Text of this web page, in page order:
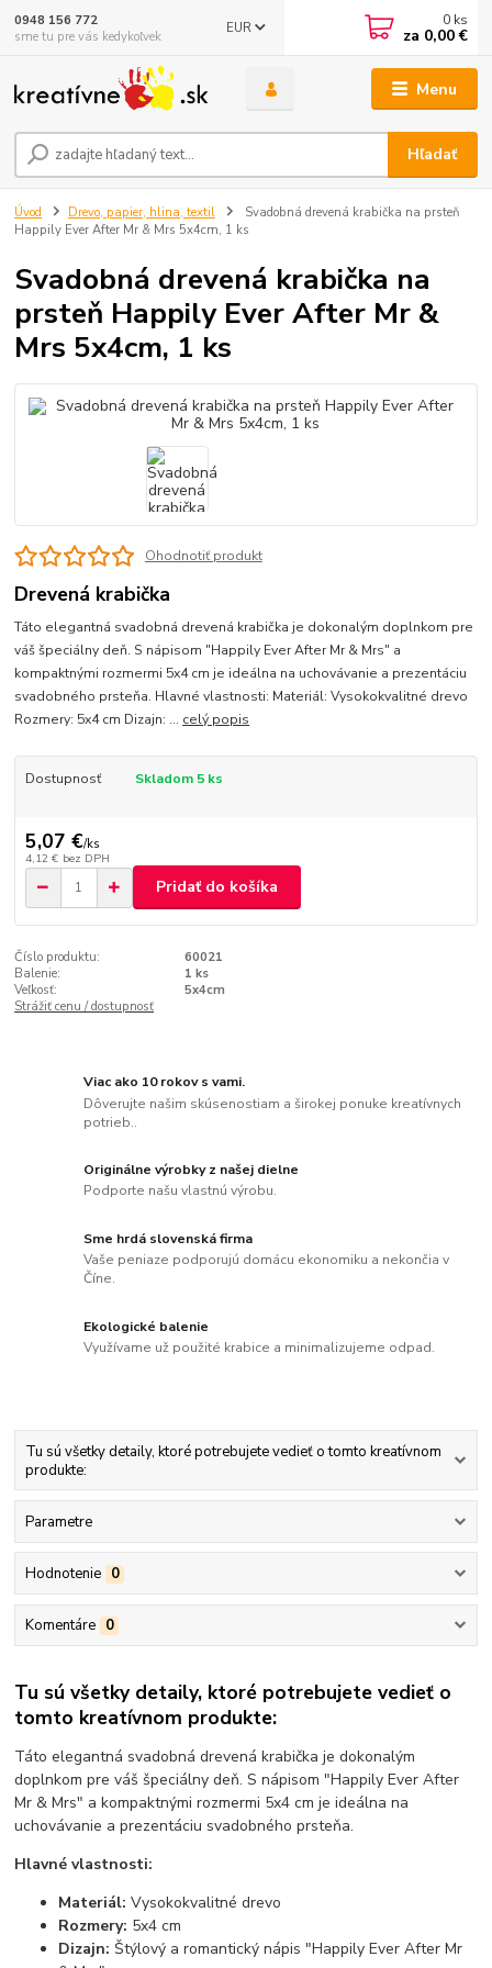
Menu
EUR
Hľadať
0948 156 772
sme tu pre vás kedykoľvek
0 ks
za 0,00 €
Úvod Drevo, papier, hlina, textil
Svadobná drevená krabička na prsteň
Happily Ever After Mr & Mrs 5x4cm, 1 ks
Svadobná drevená krabička na
prsteň Happily Ever After Mr &
Mrs 5x4cm, 1 ks
Ohodnotiť produkt
Drevená krabička
Táto elegantná svadobná drevená krabička je dokonalým doplnkom pre
váš špeciálny deň. S nápisom "Happily Ever After Mr & Mrs" a
kompaktnými rozmermi 5x4 cm je ideálna na uchovávanie a prezentáciu
svadobného prsteňa. Hlavné vlastnosti: Materiál: Vysokokvalitné drevo
Rozmery: 5x4 cm Dizajn: ... celý popis
Dostupnosť Skladom 5 ks
5,07 €/ks
4,12 € bez DPH
Pridať do košíka
Číslo produktu:
60021
Balenie:
1 ks
Veľkosť:
5x4cm
Strážiť cenu / dostupnosť
Viac ako 10 rokov s vami.
Dôverujte našim skúsenostiam a širokej ponuke kreatívnych
potrieb..
Originálne výrobky z našej dielne
Podporte našu vlastnú výrobu.
Sme hrdá slovenská firma
Vaše peniaze podporujú domácu ekonomiku a nekončia v
Číne.
Ekologické balenie
Využívame už použité krabice a minimalizujeme odpad.
Tu sú všetky detaily, ktoré potrebujete vedieť o tomto kreatívnom
produkte:
Parametre
Hodnotenie 0
Komentáre 0
Tu sú všetky detaily, ktoré potrebujete vedieť o
tomto kreatívnom produkte:
Táto elegantná svadobná drevená krabička je dokonalým
doplnkom pre váš špeciálny deň. S nápisom "Happily Ever After
Mr & Mrs" a kompaktnými rozmermi 5x4 cm je ideálna na
uchovávanie a prezentáciu svadobného prsteňa.
Hlavné vlastnosti:
Materiál: Vysokokvalitné drevo
Rozmery: 5x4 cm
Dizajn: Štýlový a romantický nápis "Happily Ever After Mr